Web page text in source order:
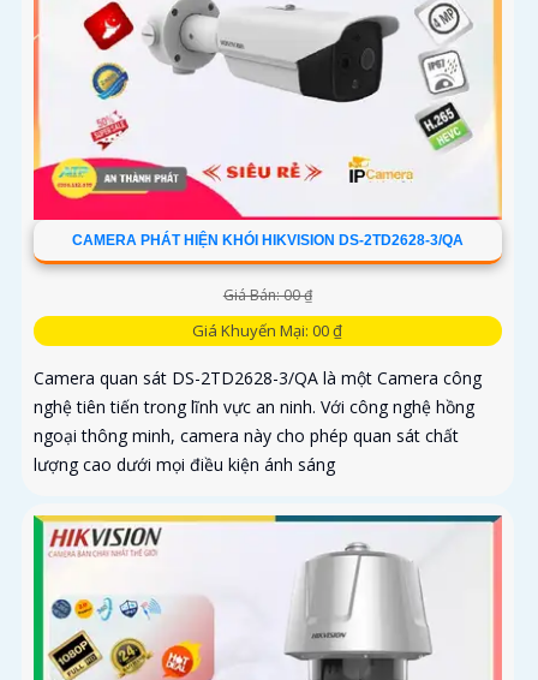
CAMERA PHÁT HIỆN KHÓI HIKVISION DS-2TD2628-3/QA
Giá Bán: 00 ₫
Giá Khuyến Mại: 00 ₫
Camera quan sát DS-2TD2628-3/QA là một Camera công
nghệ tiên tiến trong lĩnh vực an ninh. Với công nghệ hồng
ngoại thông minh, camera này cho phép quan sát chất
lượng cao dưới mọi điều kiện ánh sáng